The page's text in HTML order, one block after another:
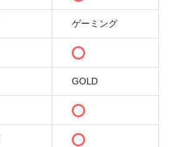
ゲーミング
GOLD